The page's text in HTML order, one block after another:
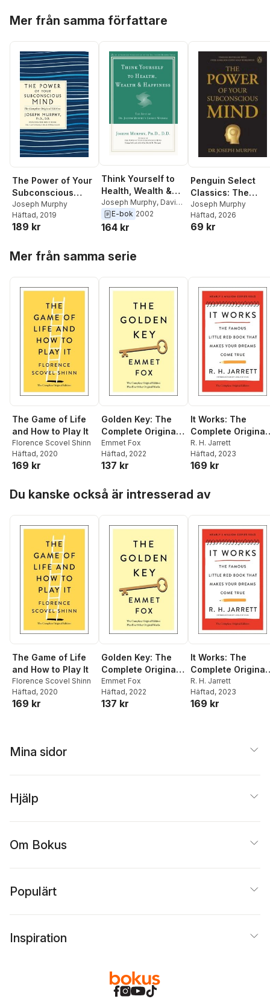
Mer från samma författare
The Power of Your
Subconscious
Mind: The
Complete Original
Edition: Also
Book You Can
Whole Life
Joseph Murphy
Häftad, 2019
189 kr
Think Yourself to
Health, Wealth &
Happiness
Joseph Murphy, David
H. Morgan
E-bok 2002
164 kr
Penguin Select
Classics: The
Power of Your
Subconscious
Mind
Joseph Murphy
Häftad, 2026
69 kr
Mer från samma serie
The Game of Life
and How to Play It
Florence Scovel Shinn
Häftad, 2020
169 kr
Golden Key: The
Complete Original
Edition
Emmet Fox
Häftad, 2022
137 kr
It Works: The
Complete Original
Edition
R. H. Jarrett
Häftad, 2023
169 kr
Du kanske också är intresserad av
The Game of Life
and How to Play It
Florence Scovel Shinn
Häftad, 2020
169 kr
Golden Key: The
Complete Original
Edition
Emmet Fox
Häftad, 2022
137 kr
It Works: The
Complete Original
Edition
R. H. Jarrett
Häftad, 2023
169 kr
Mina sidor
Hjälp
Om Bokus
Populärt
Inspiration